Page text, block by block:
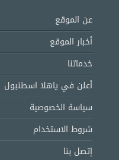
عن الموقع
أخبار الموقع
خدماتنا
أعلن في ياهلا اسطنبول
سياسة الخصوصية
شروط الاستخدام
إتصل بنا